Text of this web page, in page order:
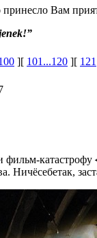
Вам
][ 101...120 ][ 121
фильм-катастрофу
Ничёсебетак,